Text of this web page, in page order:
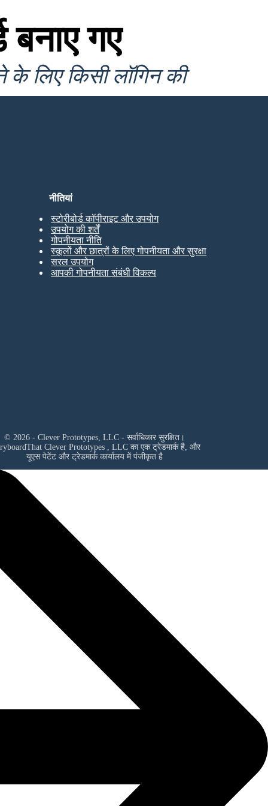
बनाए गए
लिए किसी लॉगिन की
नीतियां
स्टोरीबोर्ड कॉपीराइट और उपयोग
उपयोग की शर्तें
गोपनीयता नीति
स्कूलों और छात्रों के लिए गोपनीयता और सुरक्षा
सरल उपयोग
आपकी गोपनीयता संबंधी विकल्प
© 2026 - Clever Prototypes, LLC - सर्वाधिकार सुरक्षित।
Clever Prototypes , LLCका एक ट्रेडमार्क है, और
यूएस पेटेंट और ट्रेडमार्क कार्यालय में पंजीकृत है